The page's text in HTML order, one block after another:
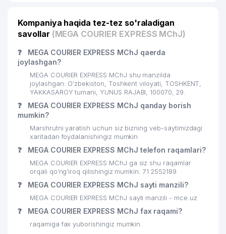
23 ESTHER TECHNOLOGY MChJ
25
O'ZBEKISTON EVREY MILLIY
MADANIYAT MARKAZI
26 BAMBI LAND MChJ 632 м
TOSHKENT SHAHRI TASHKILOT
BYUROSI
28 TASHELEKTRONIK MChJ 635 м
29
AVDET KRIM TATAR MILLIY
30
XONADON VA TASHKILOT
TELEFONLAR XAQIDA MA'LUMOT
638 м
Kompaniya haqida tez-tez so'raladigan
savollar (MEGA COURIER EXPRESS MChJ)
❓
MEGA COURIER EXPRESS MChJ qaerda
joylashgan?
MEGA COURIER EXPRESS MChJ shu manzilda
joylashgan: O'zbekiston, Toshkent viloyati, TOSHKENT,
YAKKASAROY tumani, YUNUS RAJABI, 100070, 29.
❓
MEGA COURIER EXPRESS MChJ qanday borish
mumkin?
Marshrutni yaratish uchun siz bizning veb-saytimizdagi
xaritadan foydalanishingiz mumkin
❓ MEGA COURIER EXPRESS MChJ telefon raqamlari?
MEGA COURIER EXPRESS MChJ ga siz shu raqamlar
orqali qo’ng’iroq qilishingiz mumkin: 71 2552189
❓ MEGA COURIER EXPRESS MChJ sayti manzili?
MEGA COURIER EXPRESS MChJ sayti manzili - mce.uz
❓ MEGA COURIER EXPRESS MChJ fax raqami?
raqamiga fax yuborishingiz mumkin.